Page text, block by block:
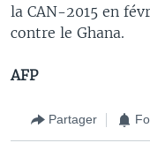
la CAN-2015 en
contre le Ghana.
AFP
Partager